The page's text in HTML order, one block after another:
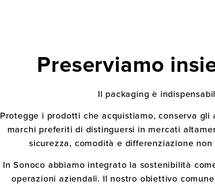
Preserviamo
Il packaging è
Protegge i prodotti che acquistiamo, conserva
marchi preferiti di distinguersi in mercati
sicurezza, comodità e differenziazione
In Sonoco abbiamo integrato la sostenibilità
operazioni aziendali. Il nostro obiettivo